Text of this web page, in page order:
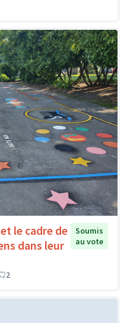
le cadre de
dans leur
Soumis
au vote
2